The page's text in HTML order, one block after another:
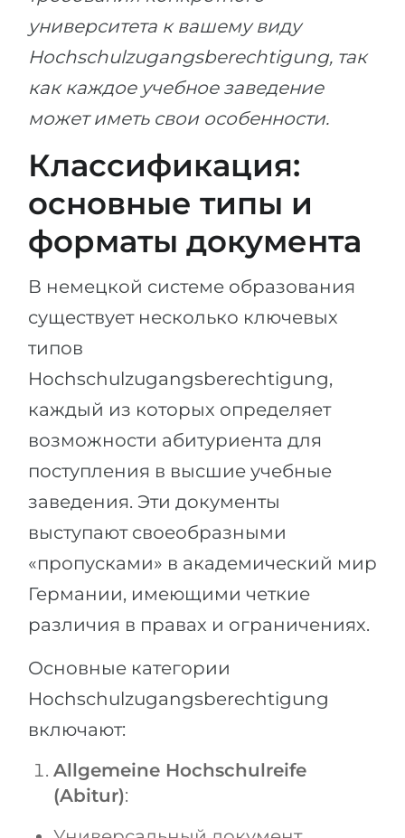
университета к вашему виду
Hochschulzugangsberechtigung, так
как каждое учебное заведение
может иметь свои особенности.
Классификация:
основные типы и
форматы документа
В немецкой системе образования
существует несколько ключевых
типов
Hochschulzugangsberechtigung,
каждый из которых определяет
возможности абитуриента для
поступления в высшие учебные
заведения. Эти документы
выступают своеобразными
«пропусками» в академический мир
Германии, имеющими четкие
различия в правах и ограничениях.
Основные категории
Hochschulzugangsberechtigung
включают:
Allgemeine Hochschulreife
(Abitur):